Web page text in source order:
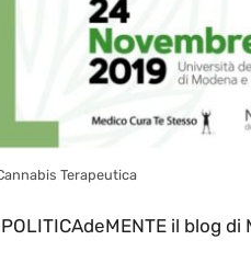
Terapeutica
il blog di